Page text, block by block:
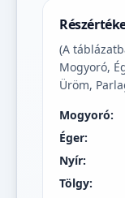
(A
Mogyoró,
Üröm,
Mogyoró:
Éger:
Nyír:
Tölgy: